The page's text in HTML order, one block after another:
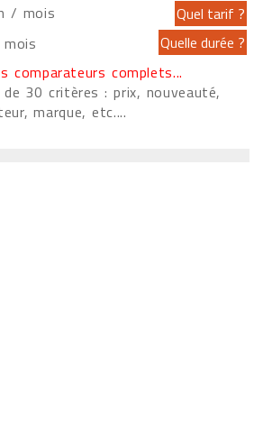
/ mois
comparateurs complets...
de 30 critères : prix, nouveauté,
marque, etc....